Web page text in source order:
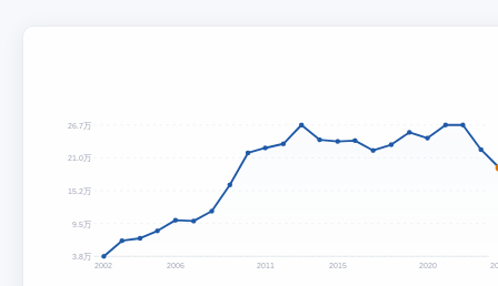
26.7万
21.0万
15.2万
9.5万
3.8万
2002 2006 2011 2015 2020